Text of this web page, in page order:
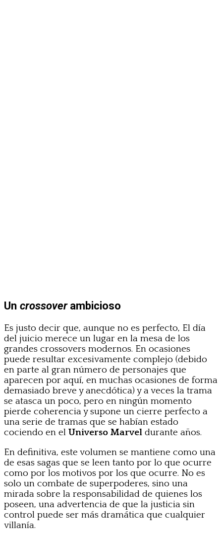
Un crossoverambicioso
Es justo decir que, aunque no es perfecto, El día
del juicio merece un lugar en la mesa de los
grandes crossovers modernos. En ocasiones
puede resultar excesivamente complejo (debido
en parte al gran número de personajes que
aparecen por aquí, en muchas ocasiones de forma
demasiado breve y anecdótica) y a veces la trama
se atasca un poco, pero en ningún momento
pierde coherencia y supone un cierre perfecto a
una serie de tramas que se habían estado
cociendo en el Universo Marvel durante años.
En definitiva, este volumen se mantiene como una
de esas sagas que se leen tanto por lo que ocurre
como por los motivos por los que ocurre. No es
solo un combate de superpoderes, sino una
mirada sobre la responsabilidad de quienes los
poseen, una advertencia de que la justicia sin
control puede ser más dramática que cualquier
villanía.